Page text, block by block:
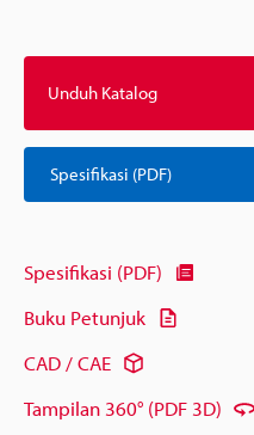
Unduh Katalog
Spesifikasi (PDF)
Spesifikasi (PDF)
Buku Petunjuk
CAD / CAE
Tampilan 360° (PDF 3D)